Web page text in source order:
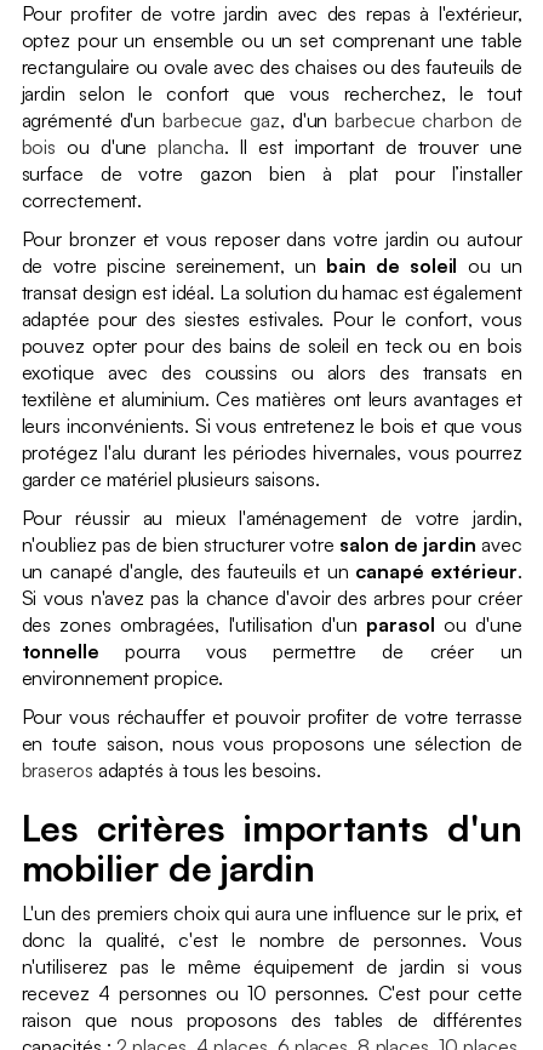
Pour profiter de votre jardin avec des repas à l'extérieur,
optez pour un ensemble ou un set comprenant une table
rectangulaire ou ovale avec des chaises ou des fauteuils de
jardin selon le confort que vous recherchez, le tout
agrémenté d'unbarbecue gaz, d'unbarbecue charbon de
bois ou d'uneplancha. Il est important de trouver une
surface de votre gazon bien à plat pour l’installer
correctement.
Pour bronzer et vous reposer dans votre jardin ou autour
de votre piscine sereinement, un bain de soleil ou un
transat design est idéal. La solution du hamac est également
adaptée pour des siestes estivales. Pour le confort, vous
pouvez opter pour des bains de soleil en teck ou en bois
exotique avec des coussins ou alors des transats en
textilène et aluminium. Ces matières ont leurs avantages et
leurs inconvénients. Si vous entretenez le bois et que vous
protégez l'alu durant les périodes hivernales, vous pourrez
garder ce matériel plusieurs saisons.
Pour réussir au mieux l'aménagement de votre jardin,
n'oubliez pas de bien structurer votre salon de jardin avec
un canapé d'angle, des fauteuils et un canapé extérieur.
Si vous n'avez pas la chance d'avoir des arbres pour créer
des zones ombragées, l'utilisation d'un parasol ou d'une
tonnelle pourra vous permettre de créer un
environnement propice.
Pour vous réchauffer et pouvoir profiter de votre terrasse
en toute saison, nous vous proposons une sélection de
braseros adaptés à tous les besoins.
Les critères importants d'un
mobilier de jardin
L'un des premiers choix qui aura une influence sur le prix, et
donc la qualité, c'est le nombre de personnes. Vous
n'utiliserez pas le même équipement de jardin si vous
recevez 4 personnes ou 10 personnes. C'est pour cette
raison que nous proposons des tables de différentes